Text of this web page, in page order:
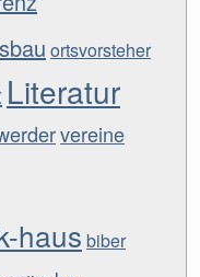
ortsvorsteher
Literatur
vereine
haus biber